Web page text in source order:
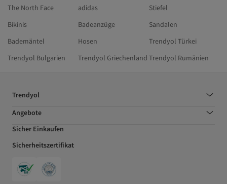
The North Face
adidas
Stiefel
Bikinis
Badeanzüge
Sandalen
Bademäntel
Hosen
Trendyol Türkei
Trendyol Bulgarien
Trendyol Griechenland Trendyol Rumänien
Trendyol
Angebote
Sicher Einkaufen
Sicherheitszertifikat